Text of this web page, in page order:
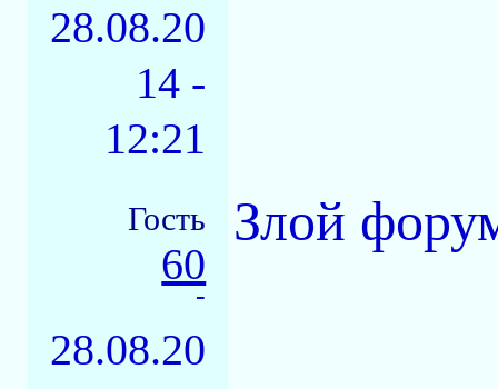
28.08.20
14 -
12:21
Гость
60
-
28.08.20
Злой